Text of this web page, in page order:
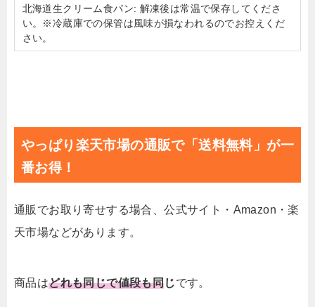
北海道生クリーム食パン: 解凍後は常温で保存してくださ
い。※冷蔵庫での保管は風味が損なわれるのでお控えくだ
さい。
やっぱり楽天市場の通販で「送料無料」が一
番お得！
通販でお取り寄せする場合、公式サイト・Amazon・楽
天市場などがあります。
商品はどれも同じで値段も同じです。